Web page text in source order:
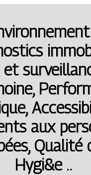
aux
Qualité
Hygi&e ..